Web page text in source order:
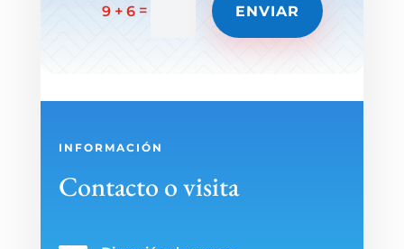
9 + 6 = ENVIAR
INFORMACIÓN
Contacto o visita